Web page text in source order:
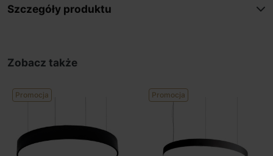
Szczegóły produktu
Zobacz także
Promocja Promocja